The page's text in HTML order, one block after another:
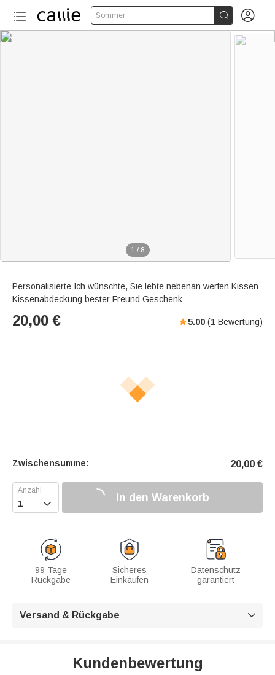
Sommer  
1 / 8
Personalisierte Ich wünschte, Sie lebte nebenan werfen Kissen
Kissenabdeckung bester Freund Geschenk
20,00 € 5.00 (1 Bewertung)
Zwischensumme: 20,00 €
 In den Warenkorb
99 Tage
Rückgabe
Sicheres
Einkaufen
Datenschutz
garantiert
Versand & Rückgabe 
Kundenbewertung